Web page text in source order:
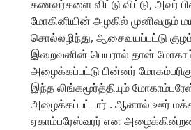
கணவர்களை விட்டு விட்டு, அவர்
மோகினியின் அழகில் முனிவரும்
சொல்லழிந்து, ஆசைவயப்பட்டு
இறைவனின் பெயரால் தான்
அழைக்கப்பட்டு பின்னர்
இந்த லிங்கமூர்த்தியும்
அழைக்கப்பட்டார் . ஆனால் ஊர்
ஏகாம்பரேஸ்வரர் என